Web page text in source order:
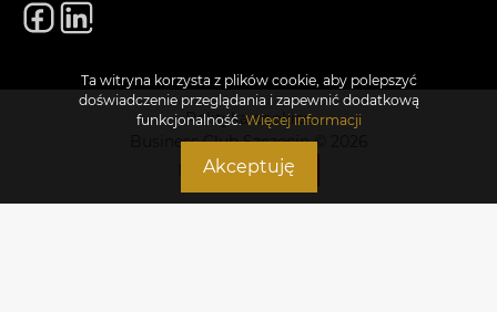
Polityka cookies
Business Club Szczecin © 2026
Realizacja:
Ta witryna korzysta z plików cookie, aby polepszyć
doświadczenie przeglądania i zapewnić dodatkową
funkcjonalność. Więcej informacji
Akceptuję